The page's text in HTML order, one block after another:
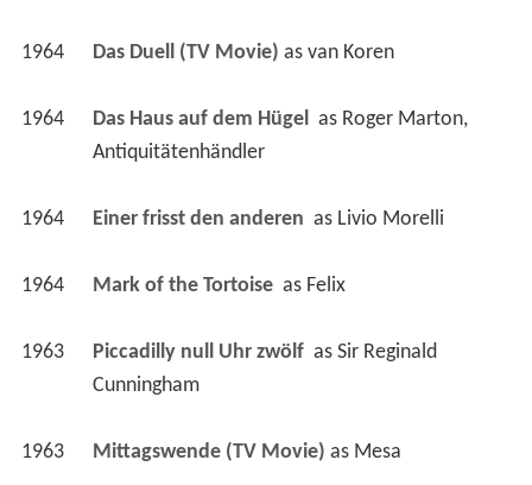
1964 Das Duell (TV Movie) as van Koren
1964 Das Haus auf dem Hügel as Roger Marton,
Antiquitätenhändler
1964 Einer frisst den anderen as Livio Morelli
1964 Mark of the Tortoise as Felix
1963 Piccadilly null Uhr zwölf as Sir Reginald
Cunningham
1963 Mittagswende (TV Movie) as Mesa